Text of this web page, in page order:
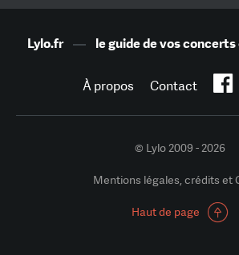
Lylo.fr— le guide de vos
À propos Contact
© Lylo 2009 - 2026
Mentions légales, crédits et
Haut de page